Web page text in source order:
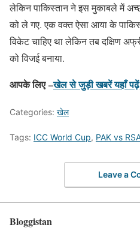
लेकिन पाकिस्तान ने इस मुकाबले में
को ले गए. एक वक्त ऐसा आया के
विकेट चाहिए था लेकिन तब दक्षिण
को विजई बनाया.
आपके लिए –खेल से जुड़ी खबरें यहाँ पढ़ें
Categories: खेल
Tags: ICC World Cup, PAK vs
Leave a
Bloggistan